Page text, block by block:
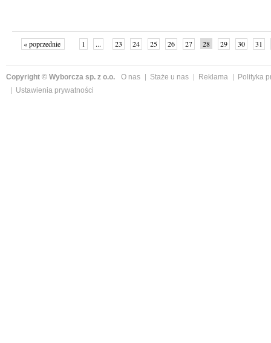
« poprzednie 1 ... 23 24 25 26 27 28 29 30
31
Copyright © Wyborcza sp. z o.o. O nas Staże u nas Reklama
Polityka
Ustawienia prywatności